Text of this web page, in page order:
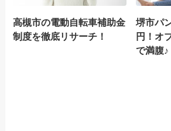
高槻市の電動自転車補助金
制度を徹底リサーチ！
堺市パ
円！オ
で満腹♪